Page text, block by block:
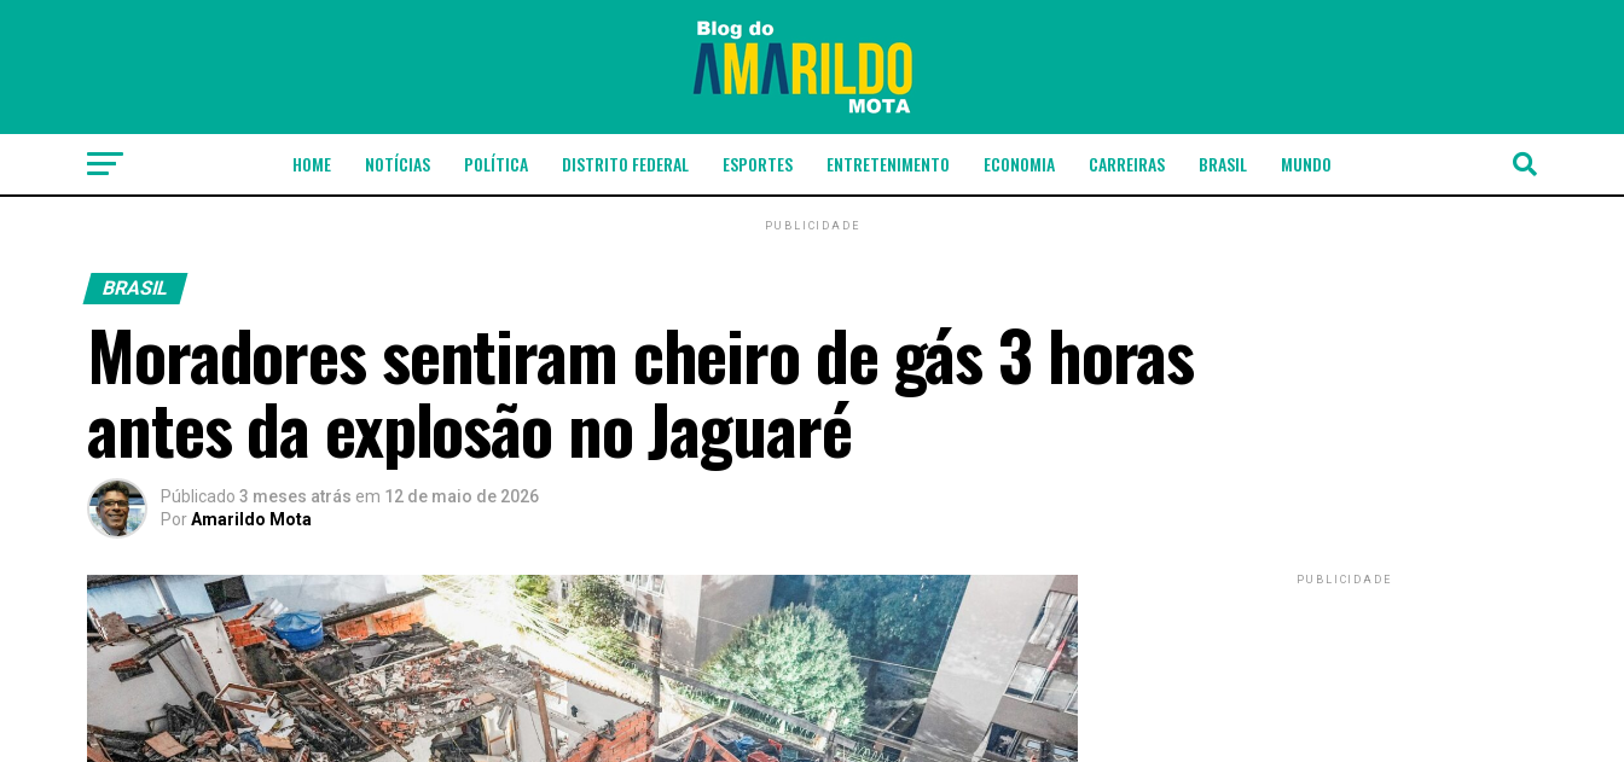
HOME NOTÍCIAS POLÍTICA DISTRITO FEDERAL ESPORTES ENTRETENIMENTO ECONOMIA CARREIRAS BRASIL MUNDO
PUBLICIDADE
BRASIL
Moradores sentiram cheiro de gás 3 horas
antes da explosão no Jaguaré
Públicado 3 meses atrás em 12 de maio de 2026
PorAmarildo Mota
PUBLICIDADE